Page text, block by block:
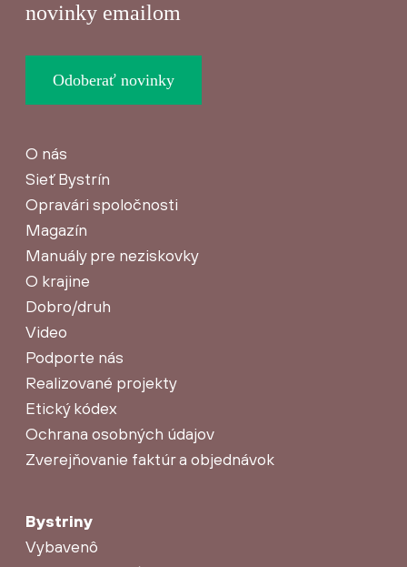
O nás
Sieť Bystrín
Opravári spoločnosti
Magazín
Manuály pre neziskovky
O krajine
Dobro/druh
Video
Podporte nás
Realizované projekty
Etický kódex
Ochrana osobných údajov
Zverejňovanie faktúr a objednávok
Bystriny
Vybavenô
novinky emailom
Odoberať novinky